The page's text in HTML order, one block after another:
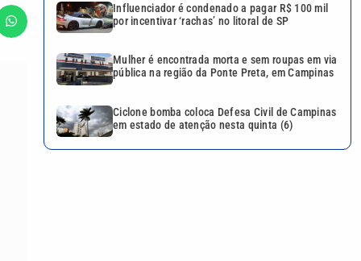
Influenciador é condenado a pagar R$ 100 mil
por incentivar ‘rachas’ no litoral de SP
Mulher é encontrada morta e sem roupas em via
pública na região da Ponte Preta, em Campinas
Ciclone bomba coloca Defesa Civil de Campinas
em estado de atenção nesta quinta (6)